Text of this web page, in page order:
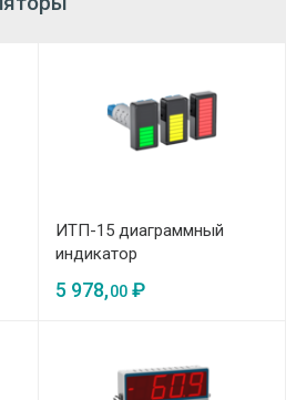
ИТП-15 диаграммный
индикатор
5 978,00₽